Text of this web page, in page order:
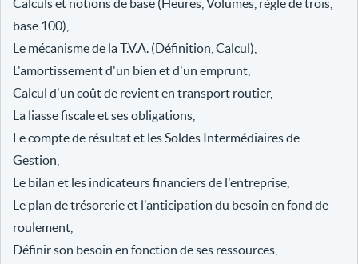
Calculs et notions de base (Heures, Volumes, règle de trois,
base 100),
Le mécanisme de la T.V.A. (Définition, Calcul),
L'amortissement d'un bien et d'un emprunt,
Calcul d'un coût de revient en transport routier,
La liasse fiscale et ses obligations,
Le compte de résultat et les Soldes Intermédiaires de
Gestion,
Le bilan et les indicateurs financiers de l'entreprise,
Le plan de trésorerie et l'anticipation du besoin en fond de
roulement,
Définir son besoin en fonction de ses ressources,